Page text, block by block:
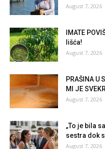
August 7, 2026
IMATE
lišća!
August 7, 2026
PRAŠINA U
MI JE
August 7, 2026
„To je bila
sestra dok
August 7, 2026